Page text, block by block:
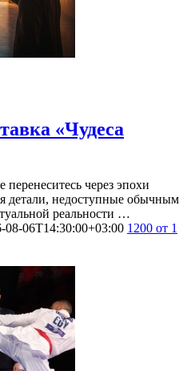
«Чудеса
через эпохи
детали, недоступные обычным
реальности …
08-06T14:30:00+03:00 1200 от 1